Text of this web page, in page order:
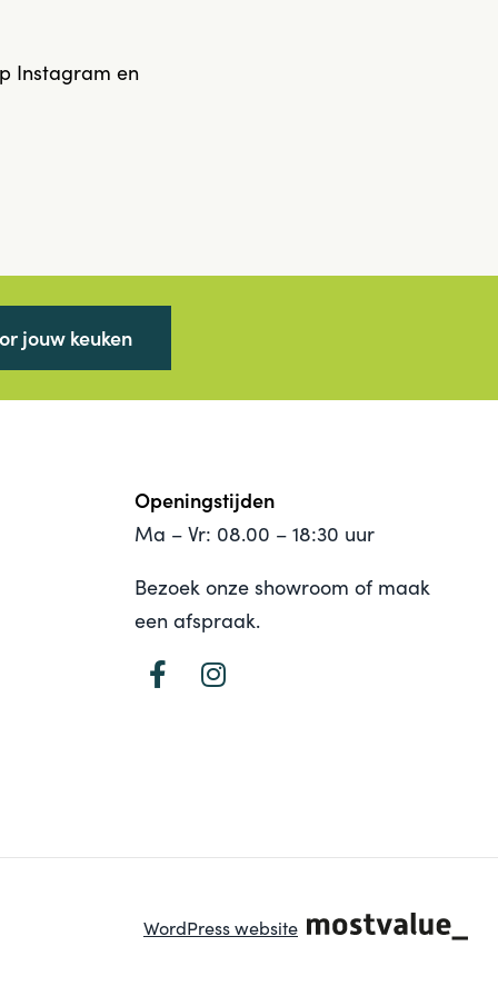
Instagram en
jouw keuken
Openingstijden
Ma – Vr: 08.00 – 18:30 uur
Bezoek onze showroom of maak
een afspraak.
WordPress website